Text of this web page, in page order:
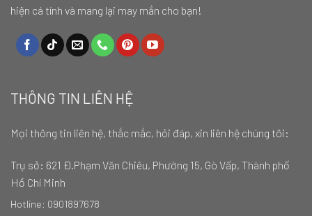
hiện cá tính và mang lại may mắn cho bạn!
THÔNG TIN LIÊN HỆ
Mọi thông tin liên hệ, thắc mắc, hỏi đáp, xin liên hệ chúng tôi:
Trụ sở: 621 Đ.Phạm Văn Chiêu, Phường 15, Gò Vấp, Thành phố
Hồ Chí Minh
Hotline: 0901897678